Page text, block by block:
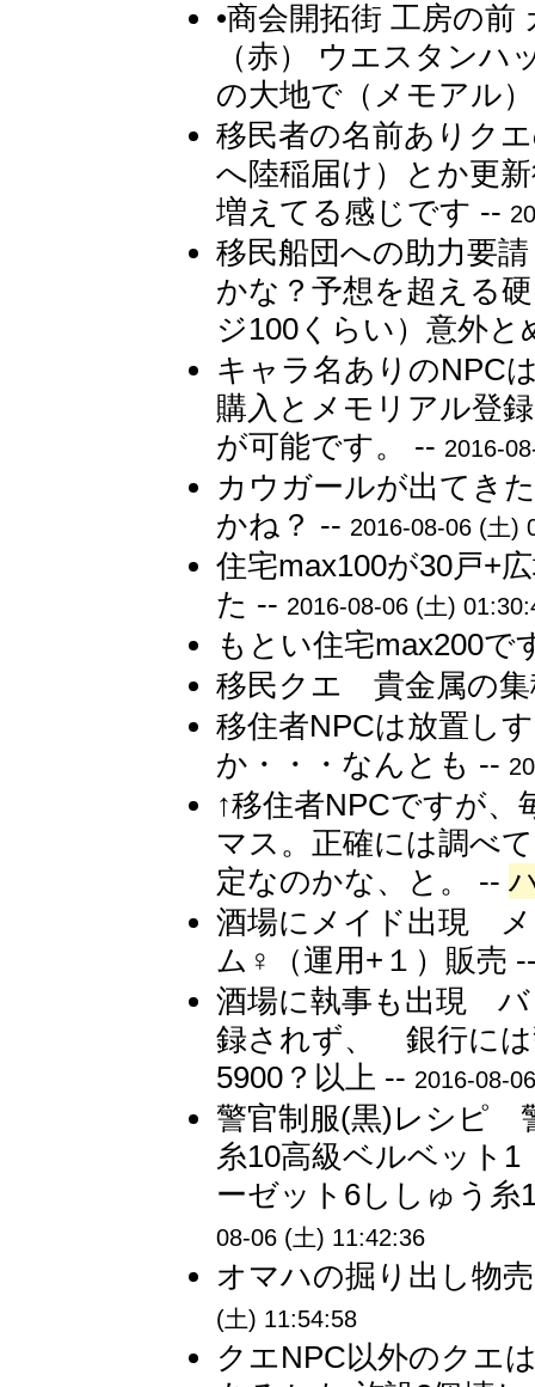
•商会開拓街 工房の
（赤） ウエスタン
の大地で（メモアル
移民者の名前ありク
へ陸稲届け）とか更
増えてる感じです --
移民船団への助力要
かな？予想を超える
ジ100くらい）意外
キャラ名ありのNPC
購入とメモリアル登
が可能です。 -- 2016-
カウガールが出てき
かね？ -- 2016-08-06 (土)
住宅max100が30戸+
た -- 2016-08-06 (土)
もとい住宅max200で
移民クエ 貴金属の
移住者NPCは放置し
か・・・なんとも --
↑移住者NPCですが
マス。正確には調べ
定なのかな、と。 --
酒場にメイド出現 メ
ム♀（運用+１）販売
酒場に執事も出現 バ
録されず、 銀行に
5900？以上 -- 2016-08-
警官制服(黒)レシピ
糸10高級ベルベット
ーゼット6ししゅう
08-06 (土) 11:42:36
オマハの掘り出し物
(土) 11:54:58
クエNPC以外のクエ